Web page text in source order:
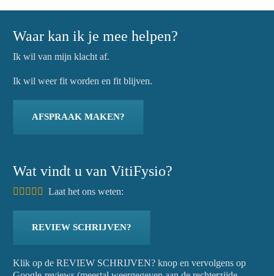
Waar kan ik je mee helpen?
Ik wil van mijn klacht af.
Ik wil weer fit worden en fit blijven.
AFSPRAAK MAKEN?
Wat vindt u van VitiFysio?
Laat het ons weten:
REVIEW SCHRIJVEN?
Klik op de REVIEW SCHRIJVEN? knop en vervolgens op